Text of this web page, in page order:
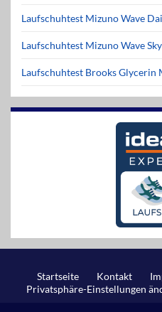
Laufschuhtest Mizuno Wave
Laufschuhtest Mizuno Wave
Laufschuhtest Brooks Glycerin
Startseite Kontakt
Privatsphäre-Einstellungen